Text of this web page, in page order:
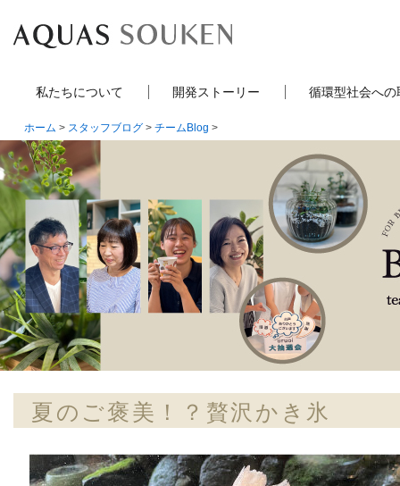
私たちについて 開発ストーリー 循環型社会への
ホーム > スタッフブログ > チームBlog >
夏のご褒美！？贅沢かき氷